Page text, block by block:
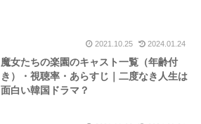
2021.10.25 2024.01.24
魔女たちの楽園のキャスト一覧（年齢付
き）・視聴率・あらすじ｜二度なき人生は
面白い韓国ドラマ？